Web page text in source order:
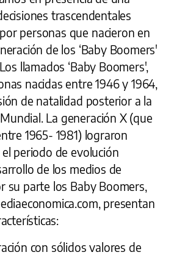
trascendentales
personas que nacieron en
de los ‘Baby Boomers'
llamados ‘Baby Boomers',
nacidas entre 1946 y 1964,
de natalidad posterior a la
La generación X (que
1965- 1981) lograron
periodo de evolución
de los medios de
su parte los Baby Boomers,
presentan
con sólidos valores de